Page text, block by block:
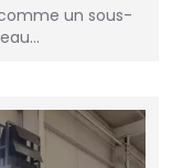
un sous-